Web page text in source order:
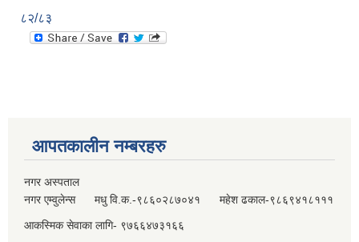
८२/८३
आपतकालीन नम्बरहरु
नगर अस्पताल
नगर एम्वुलेन्स मधु वि.क.-९८६०२८७०४१ महेश ढकाल-९८६९४१८१११
आकस्मिक सेवाका लागि- ९७६६४७३१६६